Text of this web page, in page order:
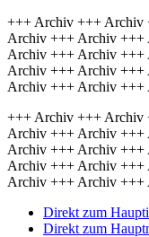
+++ Archiv +++ Archiv
Archiv +++ Archiv
Archiv +++ Archiv
Archiv +++ Archiv
Archiv +++ Archiv
+++ Archiv +++ Archiv
Archiv +++ Archiv
Archiv +++ Archiv
Archiv +++ Archiv
Archiv +++ Archiv
Direkt zum
Direkt zum